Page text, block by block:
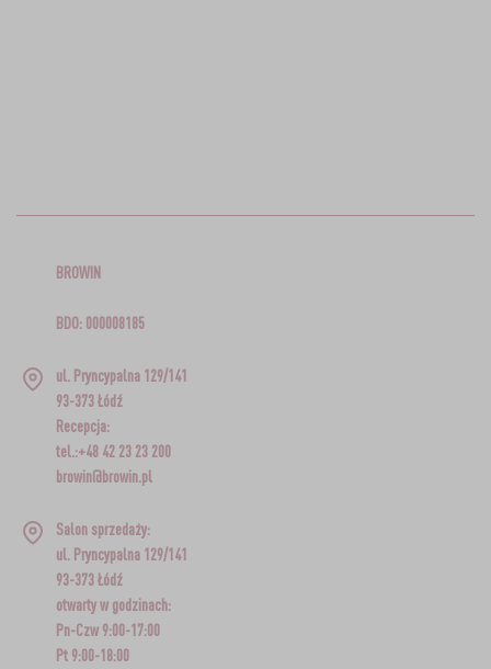
BROWIN
BDO: 000008185
ul. Pryncypalna 129/141
93-373 Łódź
Recepcja:
tel.:+48 42 23 23 200
browin@browin.pl
Salon sprzedaży:
ul. Pryncypalna 129/141
93-373 Łódź
otwarty w godzinach:
Pn-Czw 9:00-17:00
Pt 9:00-18:00